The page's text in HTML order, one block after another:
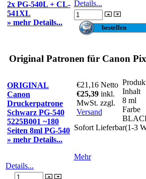
2x PG-540L + CL-
541XL
» mehr Details...
Details...
Original Patronen für Canon
ORIGINAL
Canon
Druckerpatrone
Schwarz PG-540
5225B001 ~180
Seiten 8ml PG-540
» mehr Details...
€21,16 Netto
€25,39 inkl.
MwSt. zzgl.
Versand
Inhalt
8 ml
Farbe
Sofort Lieferbar(1-3
Mehr
Details...